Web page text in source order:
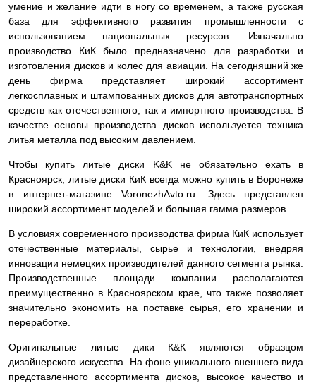
умение и желание идти в ногу со временем, а также русская
база для эффективного развития промышленности с
использованием национальных ресурсов. Изначально
производство КиК было предназначено для разработки и
изготовления дисков и колес для авиации. На сегодняшний же
день фирма представляет широкий ассортимент
легкосплавных и штампованных дисков для автотранспортных
средств как отечественного, так и импортного производства. В
качестве основы производства дисков используется техника
литья металла под высоким давлением.
Чтобы купить литые диски K&K не обязательно ехать в
Красноярск, литые диски КиК всегда можно купить в Воронеже
в интернет-магазине VoronezhAvto.ru. Здесь представлен
широкий ассортимент моделей и большая гамма размеров.
В условиях современного производства фирма КиК использует
отечественные материалы, сырье и технологии, внедряя
инновации немецких производителей данного сегмента рынка.
Производственные площади компании располагаются
преимущественно в Красноярском крае, что также позволяет
значительно экономить на поставке сырья, его хранении и
переработке.
Оригинальные литые дики К&К являются образцом
дизайнерского искусства. На фоне уникального внешнего вида
представленного ассортимента дисков, высокое качество и